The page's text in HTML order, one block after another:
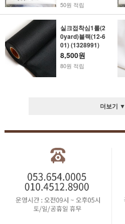
50원 적립
실크접착심1롤(2
0yard)블랙(12-6
01) (1328991)
8,500원
80원 적립
더보기 ▼